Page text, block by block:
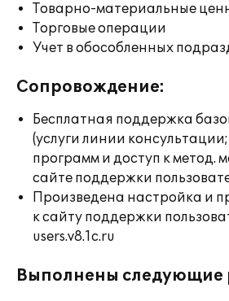
Товарно-материальные
Торговые операции
Учет в обособленных
Сопровождение:
Бесплатная поддержка
(услуги линии
программ и доступ к метод.
сайте поддержки
Произведена настройка и
к сайту поддержки
users.v8.1c.ru
Выполнены следующие